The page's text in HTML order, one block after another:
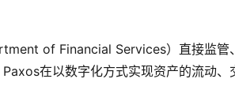
of Financial Services）直接监管
在以数字化方式实现资产的流动、